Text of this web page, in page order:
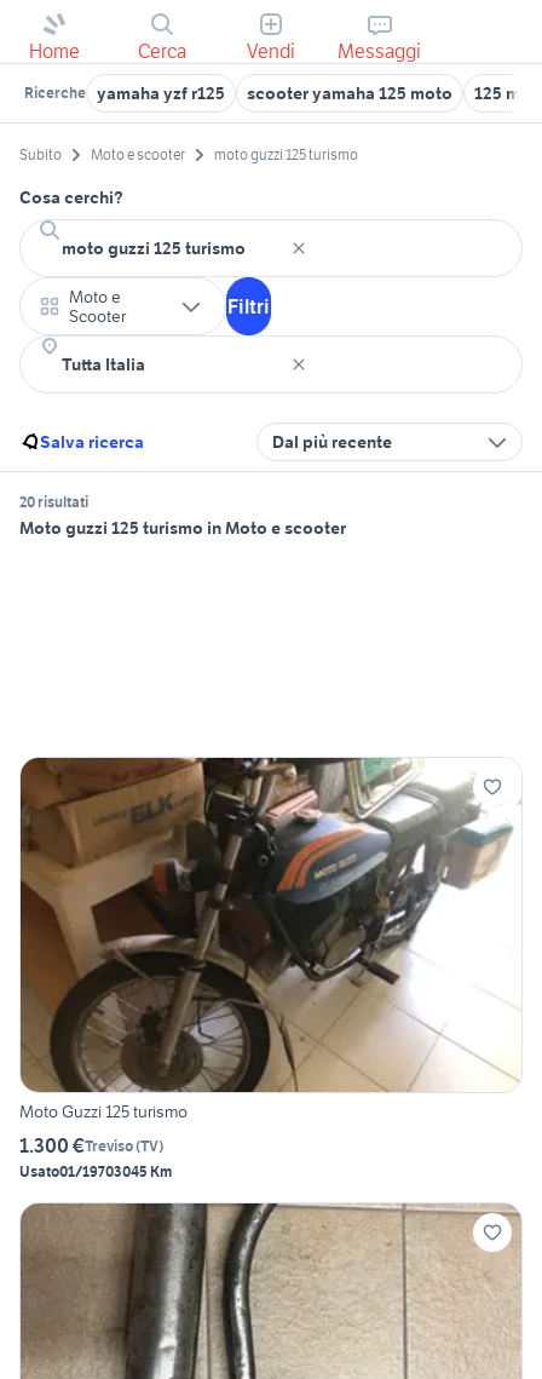
Home Cerca Vendi Messaggi
Ricerche yamaha yzf r125 scooter yamaha 125 moto 125
Subito Moto e scooter moto guzzi 125 turismo
Cosa cerchi?
Moto e
Scooter
Filtri
Salva ricerca Dal più recente
20 risultati
Moto guzzi 125 turismo in Moto e scooter
Moto Guzzi 125 turismo
1.300 €Treviso(TV)
Usato01/19703045 Km